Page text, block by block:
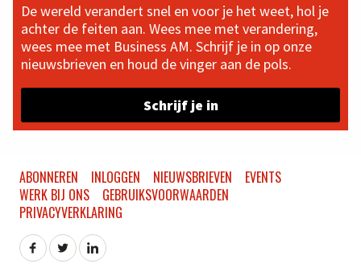
De wereld verandert snel en voor je het weet, hol je
achter de feiten aan. Wees mee met verandering,
wees mee met Business AM. Schrijf je in op onze
nieuwsbrieven en houd de vinger aan de pols.
Schrijf je in
ABONNEREN INLOGGEN NIEUWSBRIEVEN
EVENTS
WERK BIJ ONS
GEBRUIKSVOORWAARDEN
PRIVACYVERKLARING